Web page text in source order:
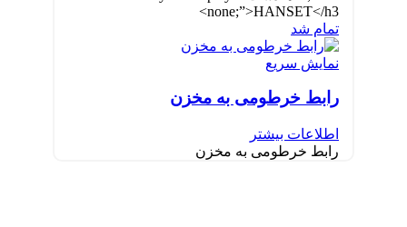
none;”>HANSET</h3>
تمام شد
نمایش سریع
رابط خرطومی به مخزن
اطلاعات بیشتر
رابط خرطومی به مخزن